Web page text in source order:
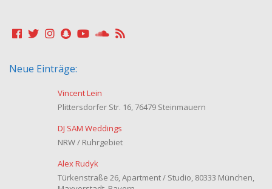
Neue Einträge:
Vincent Lein
Plittersdorfer Str. 16, 76479 Steinmauern
DJ SAM Weddings
NRW / Ruhrgebiet
Alex Rudyk
Türkenstraße 26, Apartment / Studio, 80333 München,